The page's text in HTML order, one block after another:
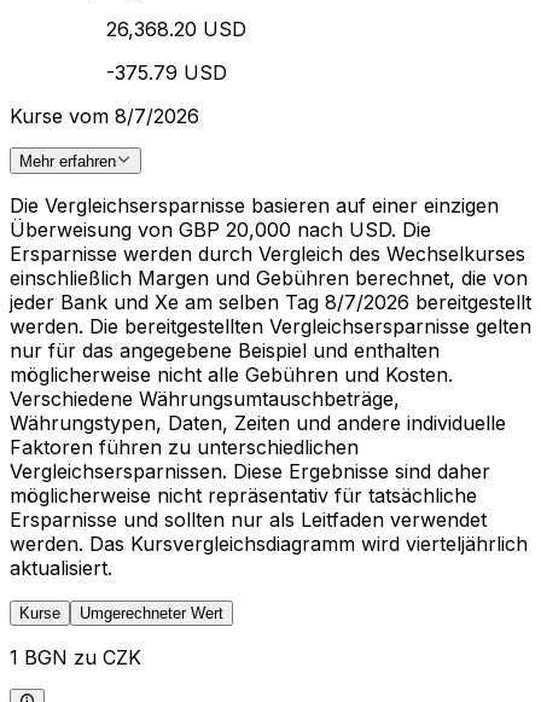
26,368.20 USD
-375.79 USD
Kurse vom 8/7/2026
Mehr erfahren
Die Vergleichsersparnisse basieren auf einer einzigen
Überweisung von GBP 20,000 nach USD. Die
Ersparnisse werden durch Vergleich des Wechselkurses
einschließlich Margen und Gebühren berechnet, die von
jeder Bank und Xe am selben Tag 8/7/2026 bereitgestellt
werden. Die bereitgestellten Vergleichsersparnisse gelten
nur für das angegebene Beispiel und enthalten
möglicherweise nicht alle Gebühren und Kosten.
Verschiedene Währungsumtauschbeträge,
Währungstypen, Daten, Zeiten und andere individuelle
Faktoren führen zu unterschiedlichen
Vergleichsersparnissen. Diese Ergebnisse sind daher
möglicherweise nicht repräsentativ für tatsächliche
Ersparnisse und sollten nur als Leitfaden verwendet
werden. Das Kursvergleichsdiagramm wird vierteljährlich
aktualisiert.
Kurse Umgerechneter Wert
1 BGN zu CZK